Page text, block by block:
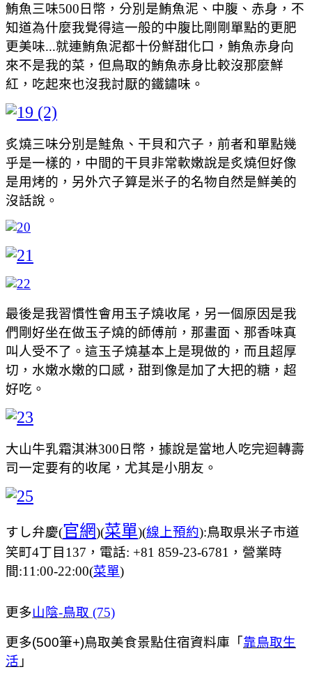
鮪魚三味500日幣，分別是鮪魚泥、中腹、赤身，不
知道為什麼我覺得這一般的中腹比剛剛單點的更肥
更美味...就連鮪魚泥都十份鮮甜化口，鮪魚赤身向
來不是我的菜，但鳥取的鮪魚赤身比較沒那麼鮮
紅，吃起來也沒我討厭的鐵鏽味。
炙燒三味分別是鮭魚、干貝和穴子，前者和單點幾
乎是一樣的，中間的干貝非常軟嫩說是炙燒但好像
是用烤的，另外穴子算是米子的名物自然是鮮美的
沒話說。
最後是我習慣性會用玉子燒收尾，另一個原因是我
們剛好坐在做玉子燒的師傅前，那畫面、那香味真
叫人受不了。這玉子燒基本上是現做的，而且超厚
切，水嫩水嫩的口感，甜到像是加了大把的糖，超
好吃。
大山牛乳霜淇淋300日幣，據說是當地人吃完迴轉壽
司一定要有的收尾，尤其是小朋友。
すし弁慶(官網)(菜單)(線上預約):鳥取県米子市道
笑町4丁目137，電話: +81 859-23-6781，營業時
間:11:00-22:00(菜單)
更多山陰-鳥取 (75)
更多(500筆+)鳥取美食景點住宿資料庫「 靠鳥取生
活 」